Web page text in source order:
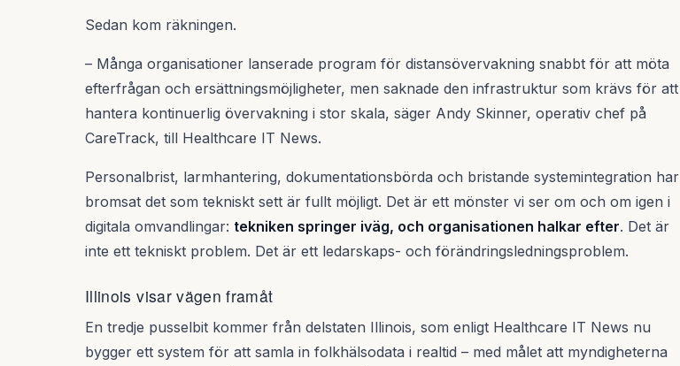
Sedan kom räkningen.
– Många organisationer lanserade program för distansövervakning snabbt för att möta
efterfrågan och ersättningsmöjligheter, men saknade den infrastruktur som krävs för att
hantera kontinuerlig övervakning i stor skala, säger Andy Skinner, operativ chef på
CareTrack, till Healthcare IT News.
Personalbrist, larmhantering, dokumentationsbörda och bristande systemintegration har
bromsat det som tekniskt sett är fullt möjligt. Det är ett mönster vi ser om och om igen i
digitala omvandlingar: tekniken springer iväg, och organisationen halkar efter. Det är
inte ett tekniskt problem. Det är ett ledarskaps- och förändringsledningsproblem.
Illinois visar vägen framåt
En tredje pusselbit kommer från delstaten Illinois, som enligt Healthcare IT News nu
bygger ett system för att samla in folkhälsodata i realtid – med målet att myndigheterna